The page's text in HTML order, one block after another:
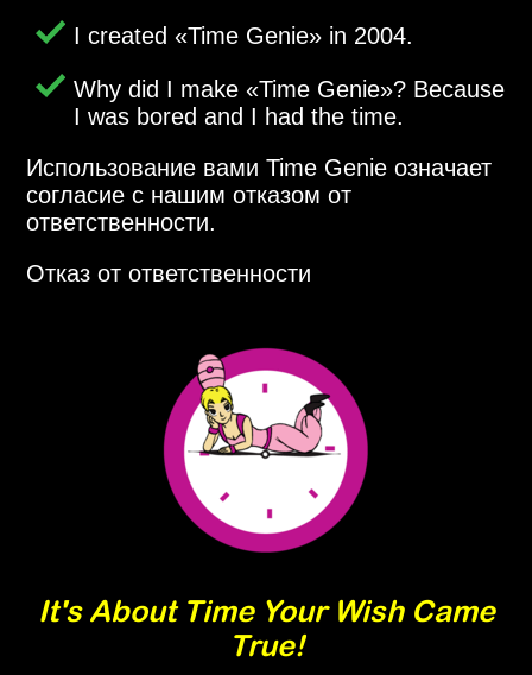
I created Time Genie in 2004.
Why did I make Time Genie ? Because
I was bored and I had the time.
Использование вами Time Genie означает
согласие с нашим отказом от
ответственности.
Отказ от ответственности
It's About Time Your Wish Came
True!